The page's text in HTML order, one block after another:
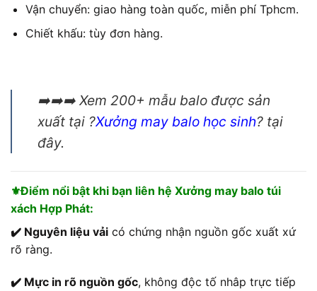
Vận chuyển: giao hàng toàn quốc, miễn phí Tphcm.
Chiết khấu: tùy đơn hàng.
➡️➡️➡️ Xem 200+ mẫu balo được sản
xuất tại ?Xưởng may balo học sinh? tại
đây.
⚜️Điểm nổi bật khi bạn liên hệ Xưởng may balo túi
xách Hợp Phát:
✔️ Nguyên liệu vải có chứng nhận nguồn gốc xuất xứ
rõ ràng.
✔️ Mực in rõ nguồn gốc, không độc tố nhâp trực tiếp